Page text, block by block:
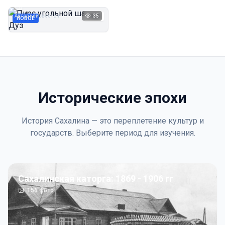
НОВОЕ 1923
Автор неизвестен 35
Исторические эпохи
История Сахалина — это переплетение культур и
государств. Выберите период для изучения.
Сахалинская каторга: 1869 - 1906 гг
156фото